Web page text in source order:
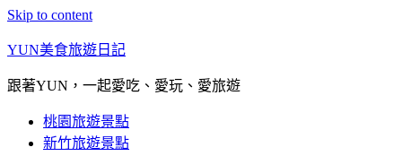
Skip to content
YUN美食旅遊日記
跟著YUN，一起愛吃、愛玩、愛旅遊
桃園旅遊景點
新竹旅遊景點